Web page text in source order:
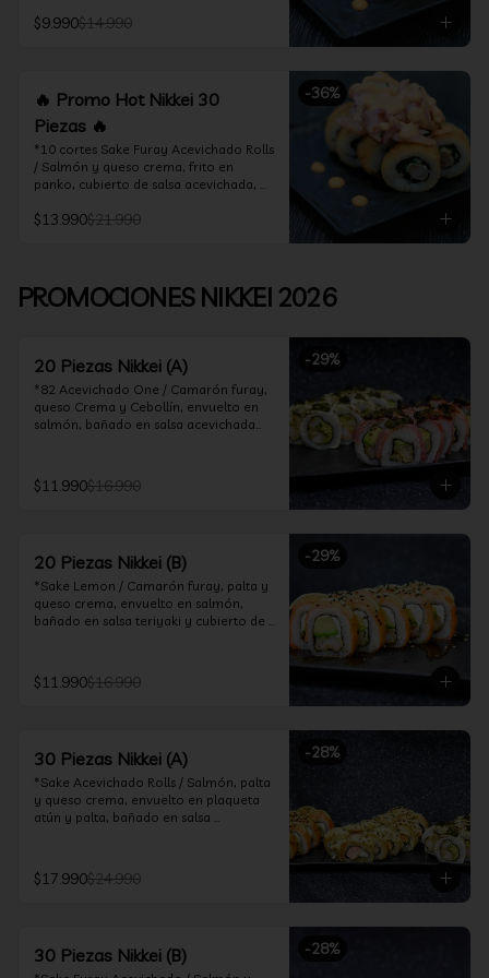
$9.990$14.990
-36%
🔥 Promo Hot Nikkei 30
Piezas 🔥
*10 cortes Sake Furay Acevichado Rolls
/ Salmón y queso crema, frito en
panko, cubierto de salsa acevichada,
*10 cortes Maguro Acevichado Rolls /
acevichado
$13.990$21.990
PROMOCIONES NIKKEI 2026
-29%
20 Piezas Nikkei (A)
*82 Acevichado One / Camarón furay,
queso Crema y Cebollín, envuelto en
salmón, bañado en salsa acevichada
y cebollin, frito en panko cubierto de
ceviche hot.
$11.990$16.990
-29%
20 Piezas Nikkei (B)
*Sake Lemon / Camarón furay, palta y
queso crema, envuelto en salmón,
bañado en salsa teriyaki y cubierto de
*Shrimp Fire Rolls /Palta y camarón
furay, envuelto en queso crema
*Incluye 2 palitos, 2 soya 30ml, 1 salsa
teriyaki 30ml
$11.990$16.990
-28%
30 Piezas Nikkei (A)
*Sake Acevichado Rolls / Salmón, palta
y queso crema, envuelto en plaqueta
atún y palta, bañado en salsa
*Shrimp Fire Rolls / Palta y camarón
furay, envuelto en queso crema
*Almond Furay / Pollo teriyaki, queso
crema y almendras tostadas, frito en
$17.990$24.990
-28%
30 Piezas Nikkei (B)